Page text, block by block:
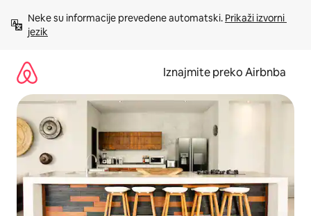
sadržaj
Neke su informacije prevedene automatski. Prikaži izvorni
jezik
Iznajmite preko Airbnba